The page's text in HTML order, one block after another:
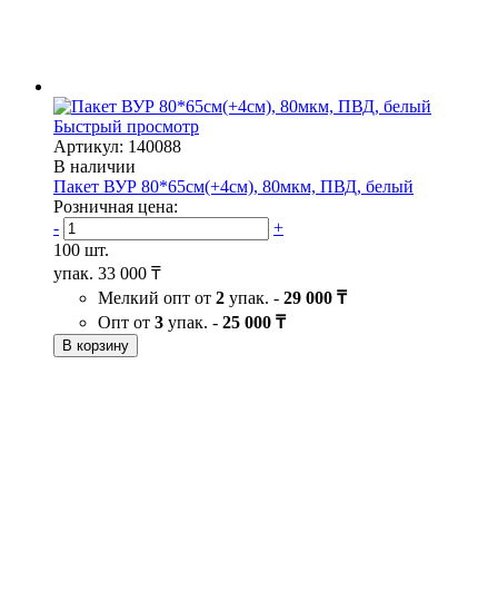
Быстрый просмотр
Артикул: 140088
В наличии
Пакет ВУР 80*65см(+4см), 80мкм, ПВД, белый
Розничная цена:
-
+
100 шт.
упак. 33 000 ₸
Мелкий опт от 2 упак. - 29 000 ₸
Опт от 3 упак. - 25 000 ₸
В корзину